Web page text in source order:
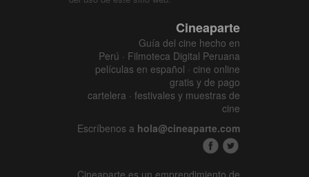
Cineaparte
Guía del cine hecho en
Perú · Filmoteca Digital Peruana
películas en español · cine online
gratis y de pago
cartelera · festivales y muestras de
cine
Escríbenos a hola@cineaparte.com